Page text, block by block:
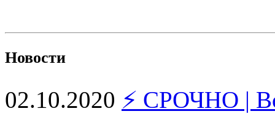
Новости
02.10.2020 ⚡ СРОЧНО |